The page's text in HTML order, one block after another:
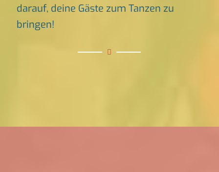
darauf, deine Gäste zum Tanzen zu
bringen!